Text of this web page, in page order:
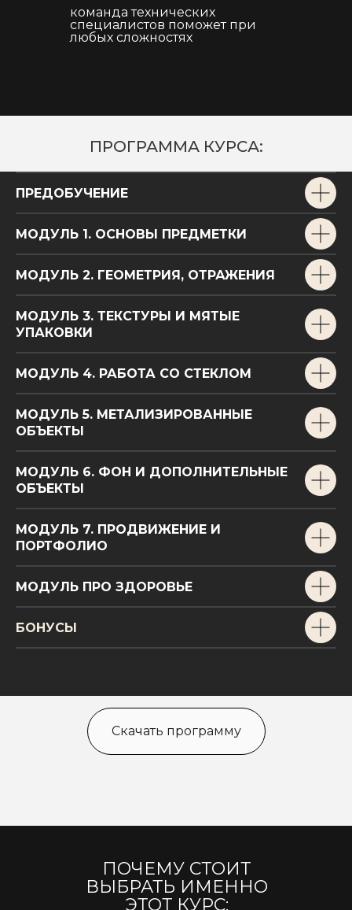
команда технических
специалистов поможет при
любых сложностях
ПРОГРАММА КУРСА:
ПРЕДОБУЧЕНИЕ
МОДУЛЬ 1. ОСНОВЫ ПРЕДМЕТКИ
МОДУЛЬ 2. ГЕОМЕТРИЯ, ОТРАЖЕНИЯ
МОДУЛЬ 3. ТЕКСТУРЫ И МЯТЫЕ
УПАКОВКИ
МОДУЛЬ 4. РАБОТА СО СТЕКЛОМ
МОДУЛЬ 5. МЕТАЛИЗИРОВАННЫЕ
ОБЪЕКТЫ
МОДУЛЬ 6. ФОН И ДОПОЛНИТЕЛЬНЫЕ
ОБЪЕКТЫ
МОДУЛЬ 7. ПРОДВИЖЕНИЕ И
ПОРТФОЛИО
МОДУЛЬ ПРО ЗДОРОВЬЕ
БОНУСЫ
Скачать программу
ПОЧЕМУ СТОИТ
ВЫБРАТЬ ИМЕННО
ЭТОТ КУРС: